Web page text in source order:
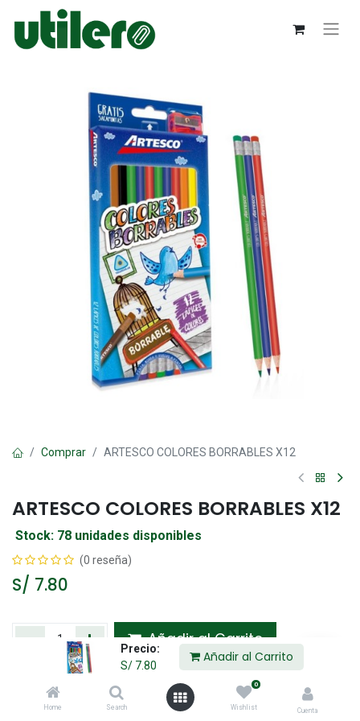
Precio:
S/ 7.80
Añadir al Carrito
Home Search
0
Wishlist Cuenta
Comprar ARTESCO COLORES BORRABLES X12
ARTESCO COLORES BORRABLES X12
Stock: 78 unidades disponibles
(0 reseña)
S/ 7.80
Añadir al Carrito
Agregar a la lista de deseos